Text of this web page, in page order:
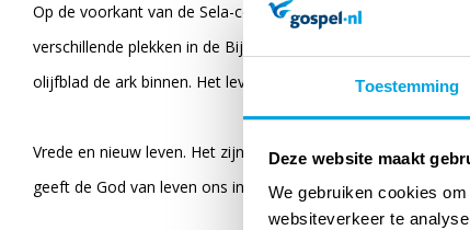
Toestemming
Deze website maakt
We gebruiken cookies
websiteverkeer te
Op de voorkant van de Sela-cd 'God van leven' staat een
verschillende plekken in de Bijbel is er een verwijzing naar te
olijfblad de ark binnen. Het leven keert terug. God herstelt de
Vrede en nieuw leven. Het zijn twee belangrijke thema's die
geeft de God van leven ons in Jezus Christus een teken.